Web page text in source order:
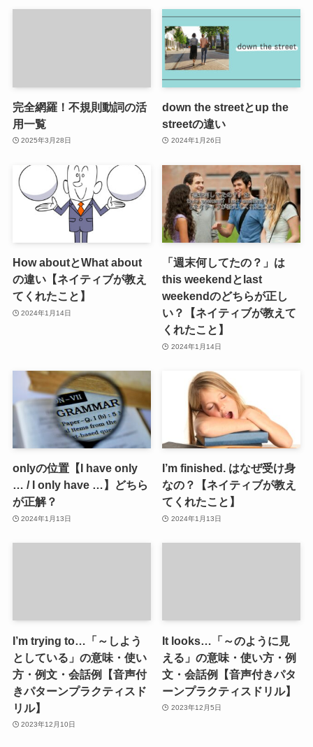
完全網羅！不規則動詞の活
用一覧
2025年3月28日
down the streetとup the
streetの違い
2024年1月26日
How aboutとWhat about
の違い【ネイティブが教え
てくれたこと】
2024年1月14日
「週末何してたの？」は
this weekendとlast
weekendのどちらが正し
い？【ネイティブが教えて
くれたこと】
2024年1月14日
onlyの位置【I have only
… / I only have …】どちら
が正解？
2024年1月13日
I’m finished. はなぜ受け身
なの？【ネイティブが教え
てくれたこと】
2024年1月13日
I’m trying to…「～しよう
としている」の意味・使い
方・例文・会話例【音声付
きパターンプラクティスド
リル】
2023年12月10日
It looks…「～のように見
える」の意味・使い方・例
文・会話例【音声付きパタ
ーンプラクティスドリル】
2023年12月5日